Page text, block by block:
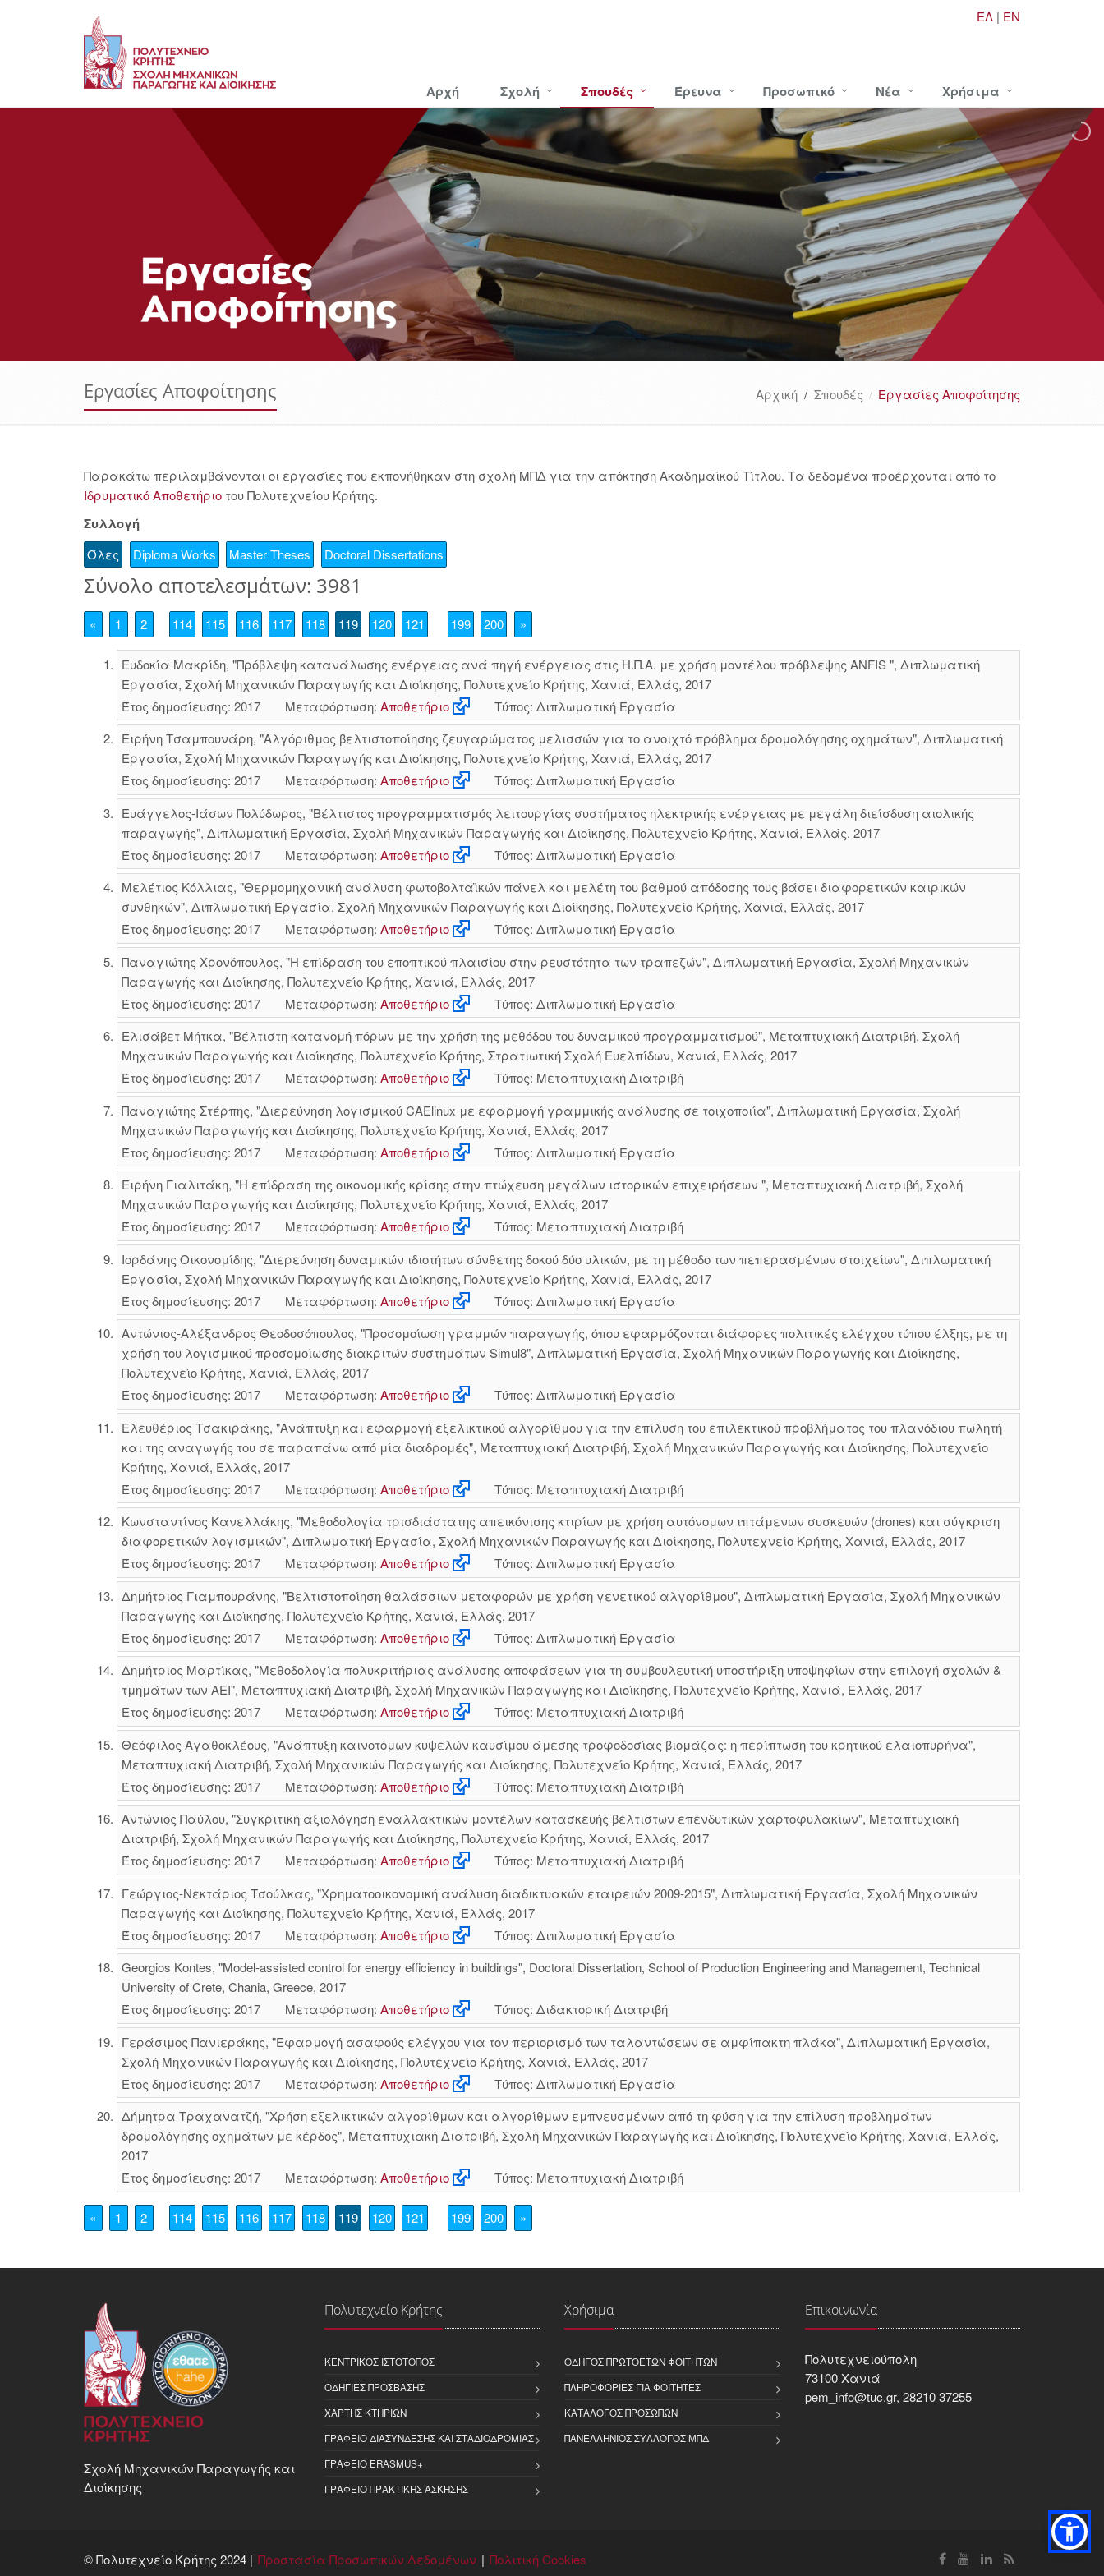
ΕΛ | EN
Αρχή Σχολή Σπουδές Έρευνα Προσωπικό Νέα Χρήσιμα
Εργασίες Αποφοίτησης Αρχική / Σπουδές Εργασίες Αποφοίτησης
Παρακάτω περιλαμβάνονται οι εργασίες που εκπονήθηκαν στη σχολή ΜΠΔ για την απόκτηση Ακαδημαϊκού Τίτλου. Τα δεδομένα προέρχονται από το
Ιδρυματικό Αποθετήριο του Πολυτεχνείου Κρήτης.
Συλλογή
Όλες Diploma Works Master Theses Doctoral Dissertations
Σύνολο αποτελεσμάτων: 3981
« 1 2 114 115 116 117 118 119 120 121 199 200 »
Ευδοκία Μακρίδη, "Πρόβλεψη κατανάλωσης ενέργειας ανά πηγή ενέργειας στις Η.Π.Α. με χρήση μοντέλου πρόβλεψης ANFIS ", Διπλωματική
Εργασία, Σχολή Μηχανικών Παραγωγής και Διοίκησης, Πολυτεχνείο Κρήτης, Χανιά, Ελλάς, 2017
Έτος δημοσίευσης: 2017
Μεταφόρτωση: Αποθετήριο
Τύπος: Διπλωματική Εργασία
Ειρήνη Τσαμπουνάρη, "Αλγόριθμος βελτιστοποίησης ζευγαρώματος μελισσών για το ανοιχτό πρόβλημα δρομολόγησης οχημάτων", Διπλωματική
Εργασία, Σχολή Μηχανικών Παραγωγής και Διοίκησης, Πολυτεχνείο Κρήτης, Χανιά, Ελλάς, 2017
Έτος δημοσίευσης: 2017
Μεταφόρτωση: Αποθετήριο
Τύπος: Διπλωματική Εργασία
Ευάγγελος-Ιάσων Πολύδωρος, "Βέλτιστος προγραμματισμός λειτουργίας συστήματος ηλεκτρικής ενέργειας με μεγάλη διείσδυση αιολικής
παραγωγής", Διπλωματική Εργασία, Σχολή Μηχανικών Παραγωγής και Διοίκησης, Πολυτεχνείο Κρήτης, Χανιά, Ελλάς, 2017
Έτος δημοσίευσης: 2017
Μεταφόρτωση: Αποθετήριο
Τύπος: Διπλωματική Εργασία
Μελέτιος Κόλλιας, "Θερμομηχανική ανάλυση φωτοβολταϊκών πάνελ και μελέτη του βαθμού απόδοσης τους βάσει διαφορετικών καιρικών
συνθηκών", Διπλωματική Εργασία, Σχολή Μηχανικών Παραγωγής και Διοίκησης, Πολυτεχνείο Κρήτης, Χανιά, Ελλάς, 2017
Έτος δημοσίευσης: 2017
Μεταφόρτωση: Αποθετήριο
Τύπος: Διπλωματική Εργασία
Παναγιώτης Χρονόπουλος, "Η επίδραση του εποπτικού πλαισίου στην ρευστότητα των τραπεζών", Διπλωματική Εργασία, Σχολή Μηχανικών
Παραγωγής και Διοίκησης, Πολυτεχνείο Κρήτης, Χανιά, Ελλάς, 2017
Έτος δημοσίευσης: 2017
Μεταφόρτωση: Αποθετήριο
Τύπος: Διπλωματική Εργασία
Ελισάβετ Μήτκα, "Βέλτιστη κατανομή πόρων με την χρήση της μεθόδου του δυναμικού προγραμματισμού", Μεταπτυχιακή Διατριβή, Σχολή
Μηχανικών Παραγωγής και Διοίκησης, Πολυτεχνείο Κρήτης, Στρατιωτική Σχολή Ευελπίδων, Χανιά, Ελλάς, 2017
Έτος δημοσίευσης: 2017
Μεταφόρτωση: Αποθετήριο
Τύπος: Μεταπτυχιακή Διατριβή
Παναγιώτης Στέρπης, "Διερεύνηση λογισμικού CAElinux με εφαρμογή γραμμικής ανάλυσης σε τοιχοποιία", Διπλωματική Εργασία, Σχολή
Μηχανικών Παραγωγής και Διοίκησης, Πολυτεχνείο Κρήτης, Χανιά, Ελλάς, 2017
Έτος δημοσίευσης: 2017
Μεταφόρτωση: Αποθετήριο
Τύπος: Διπλωματική Εργασία
Ειρήνη Γιαλιτάκη, "Η επίδραση της οικονομικής κρίσης στην πτώχευση μεγάλων ιστορικών επιχειρήσεων ", Μεταπτυχιακή Διατριβή, Σχολή
Μηχανικών Παραγωγής και Διοίκησης, Πολυτεχνείο Κρήτης, Χανιά, Ελλάς, 2017
Έτος δημοσίευσης: 2017
Μεταφόρτωση: Αποθετήριο
Τύπος: Μεταπτυχιακή Διατριβή
Ιορδάνης Οικονομίδης, "Διερεύνηση δυναμικών ιδιοτήτων σύνθετης δοκού δύο υλικών, με τη μέθοδο των πεπερασμένων στοιχείων", Διπλωματική
Εργασία, Σχολή Μηχανικών Παραγωγής και Διοίκησης, Πολυτεχνείο Κρήτης, Χανιά, Ελλάς, 2017
Έτος δημοσίευσης: 2017
Μεταφόρτωση: Αποθετήριο
Τύπος: Διπλωματική Εργασία
Αντώνιος-Αλέξανδρος Θεοδοσόπουλος, "Προσομοίωση γραμμών παραγωγής, όπου εφαρμόζονται διάφορες πολιτικές ελέγχου τύπου έλξης, με τη
χρήση του λογισμικού προσομοίωσης διακριτών συστημάτων Simul8", Διπλωματική Εργασία, Σχολή Μηχανικών Παραγωγής και Διοίκησης,
Πολυτεχνείο Κρήτης, Χανιά, Ελλάς, 2017
Έτος δημοσίευσης: 2017
Μεταφόρτωση: Αποθετήριο
Τύπος: Διπλωματική Εργασία
Ελευθέριος Τσακιράκης, "Ανάπτυξη και εφαρμογή εξελικτικού αλγορίθμου για την επίλυση του επιλεκτικού προβλήματος του πλανόδιου πωλητή
και της αναγωγής του σε παραπάνω από μία διαδρομές", Μεταπτυχιακή Διατριβή, Σχολή Μηχανικών Παραγωγής και Διοίκησης, Πολυτεχνείο
Κρήτης, Χανιά, Ελλάς, 2017
Έτος δημοσίευσης: 2017
Μεταφόρτωση: Αποθετήριο
Τύπος: Μεταπτυχιακή Διατριβή
Κωνσταντίνος Κανελλάκης, "Μεθοδολογία τρισδιάστατης απεικόνισης κτιρίων με χρήση αυτόνομων ιπτάμενων συσκευών (drones) και σύγκριση
διαφορετικών λογισμικών", Διπλωματική Εργασία, Σχολή Μηχανικών Παραγωγής και Διοίκησης, Πολυτεχνείο Κρήτης, Χανιά, Ελλάς, 2017
Έτος δημοσίευσης: 2017
Μεταφόρτωση: Αποθετήριο
Τύπος: Διπλωματική Εργασία
Δημήτριος Γιαμπουράνης, "Βελτιστοποίηση θαλάσσιων μεταφορών με χρήση γενετικού αλγορίθμου", Διπλωματική Εργασία, Σχολή Μηχανικών
Παραγωγής και Διοίκησης, Πολυτεχνείο Κρήτης, Χανιά, Ελλάς, 2017
Έτος δημοσίευσης: 2017
Μεταφόρτωση: Αποθετήριο
Τύπος: Διπλωματική Εργασία
Δημήτριος Μαρτίκας, "Μεθοδολογία πολυκριτήριας ανάλυσης αποφάσεων για τη συμβουλευτική υποστήριξη υποψηφίων στην επιλογή σχολών &
τμημάτων των ΑΕΙ", Μεταπτυχιακή Διατριβή, Σχολή Μηχανικών Παραγωγής και Διοίκησης, Πολυτεχνείο Κρήτης, Χανιά, Ελλάς, 2017
Έτος δημοσίευσης: 2017
Μεταφόρτωση: Αποθετήριο
Τύπος: Μεταπτυχιακή Διατριβή
Θεόφιλος Αγαθοκλέους, "Ανάπτυξη καινοτόμων κυψελών καυσίμου άμεσης τροφοδοσίας βιομάζας: η περίπτωση του κρητικού ελαιοπυρήνα",
Μεταπτυχιακή Διατριβή, Σχολή Μηχανικών Παραγωγής και Διοίκησης, Πολυτεχνείο Κρήτης, Χανιά, Ελλάς, 2017
Έτος δημοσίευσης: 2017
Μεταφόρτωση: Αποθετήριο
Τύπος: Μεταπτυχιακή Διατριβή
Αντώνιος Παύλου, "Συγκριτική αξιολόγηση εναλλακτικών μοντέλων κατασκευής βέλτιστων επενδυτικών χαρτοφυλακίων", Μεταπτυχιακή
Διατριβή, Σχολή Μηχανικών Παραγωγής και Διοίκησης, Πολυτεχνείο Κρήτης, Χανιά, Ελλάς, 2017
Έτος δημοσίευσης: 2017
Μεταφόρτωση: Αποθετήριο
Τύπος: Μεταπτυχιακή Διατριβή
Γεώργιος-Νεκτάριος Τσούλκας, "Χρηματοοικονομική ανάλυση διαδικτυακών εταιρειών 2009-2015", Διπλωματική Εργασία, Σχολή Μηχανικών
Παραγωγής και Διοίκησης, Πολυτεχνείο Κρήτης, Χανιά, Ελλάς, 2017
Έτος δημοσίευσης: 2017
Μεταφόρτωση: Αποθετήριο
Τύπος: Διπλωματική Εργασία
Georgios Kontes, "Model-assisted control for energy efficiency in buildings", Doctoral Dissertation, School of Production Engineering and Management, Technical
University of Crete, Chania, Greece, 2017
Έτος δημοσίευσης: 2017
Μεταφόρτωση: Αποθετήριο
Τύπος: Διδακτορική Διατριβή
Γεράσιμος Πανιεράκης, "Εφαρμογή ασαφούς ελέγχου για τον περιορισμό των ταλαντώσεων σε αμφίπακτη πλάκα", Διπλωματική Εργασία,
Σχολή Μηχανικών Παραγωγής και Διοίκησης, Πολυτεχνείο Κρήτης, Χανιά, Ελλάς, 2017
Έτος δημοσίευσης: 2017
Μεταφόρτωση: Αποθετήριο
Τύπος: Διπλωματική Εργασία
Δήμητρα Τραχανατζή, "Χρήση εξελικτικών αλγορίθμων και αλγορίθμων εμπνευσμένων από τη φύση για την επίλυση προβλημάτων
δρομολόγησης οχημάτων με κέρδος", Μεταπτυχιακή Διατριβή, Σχολή Μηχανικών Παραγωγής και Διοίκησης, Πολυτεχνείο Κρήτης, Χανιά, Ελλάς,
2017
Έτος δημοσίευσης: 2017
Μεταφόρτωση: Αποθετήριο Τύπος: Μεταπτυχιακή Διατριβή
« 1 2 114 115 116 117 118 119 120 121 199 200 »
Σχολή Μηχανικών Παραγωγής και
Διοίκησης
Πολυτεχνείο Κρήτης
ΚΕΝΤΡΙΚΌΣ ΙΣΤΌΤΟΠΟΣ
ΟΔΗΓΊΕΣ ΠΡΌΣΒΑΣΗΣ
ΧΆΡΤΗΣ ΚΤΗΡΊΩΝ
ΓΡΑΦΕΊΟ ΔΙΑΣΎΝΔΕΣΗΣ ΚΑΙ ΣΤΑΔΙΟΔΡΟΜΊΑΣ
ΓΡΑΦΕΊΟ ERASMUS+
ΓΡΑΦΕΊΟ ΠΡΑΚΤΙΚΉΣ ΆΣΚΗΣΗΣ
Χρήσιμα
ΟΔΗΓΌΣ ΠΡΩΤΟΕΤΏΝ ΦΟΙΤΗΤΏΝ
ΠΛΗΡΟΦΟΡΊΕΣ ΓΙΑ ΦΟΙΤΗΤΈΣ
ΚΑΤΆΛΟΓΟΣ ΠΡΟΣΏΠΩΝ
ΠΑΝΕΛΛΉΝΙΟΣ ΣΎΛΛΟΓΟΣ ΜΠΔ
Επικοινωνία
Πολυτεχνειούπολη
73100 Χανιά
pem_info@tuc.gr, 28210 37255
© Πολυτεχνείο Κρήτης 2024 | Προστασία Προσωπικών Δεδομένων Πολιτική Cookies